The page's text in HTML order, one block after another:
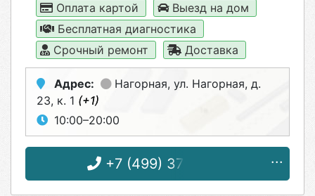
Оплата картой
Выезд на дом
Бесплатная диагностика
Срочный ремонт
Доставка
Адрес: Нагорная, ул. Нагорная, д.
23, к. 1 (+1)
10:00–20:00
+7 (499) 371-11-11